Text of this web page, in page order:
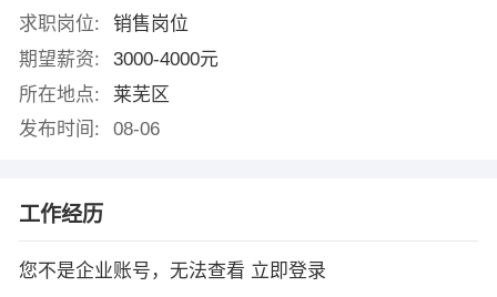
求职岗位:
销售岗位
期望薪资:
3000-4000元
所在地点:
莱芜区
发布时间:
08-06
工作经历
您不是企业账号，无法查看 立即登录